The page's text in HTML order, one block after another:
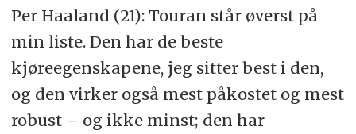
Per Haaland (21): Touran står øverst på
min liste. Den har de beste
kjøreegenskapene, jeg sitter best i den,
og den virker også mest påkostet og mest
robust – og ikke minst; den har